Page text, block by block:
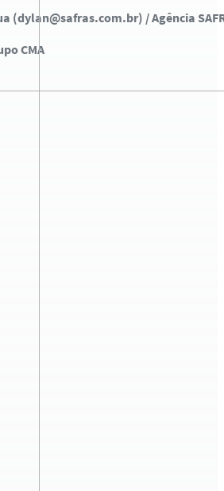
(dylan@safras.com.br) / Agência
CMA